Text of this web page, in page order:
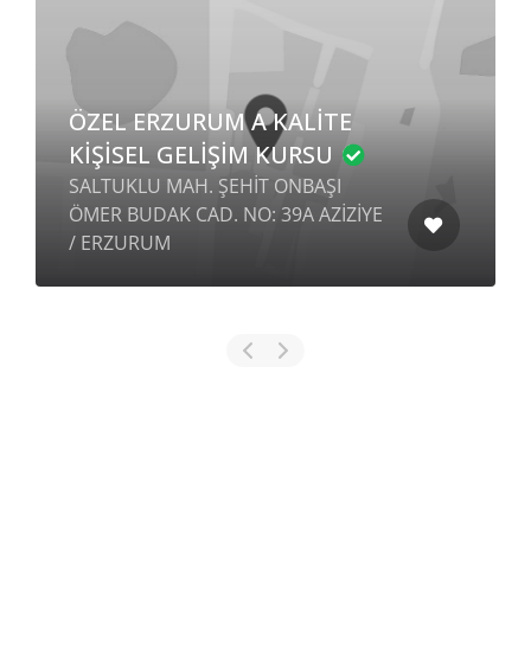
ÖZEL ERZURUM A KALİTE
KİŞİSEL GELİŞİM KURSU
SALTUKLU MAH. ŞEHİT ONBAŞI
ÖMER BUDAK CAD. NO: 39A AZİZİYE
/ ERZURUM